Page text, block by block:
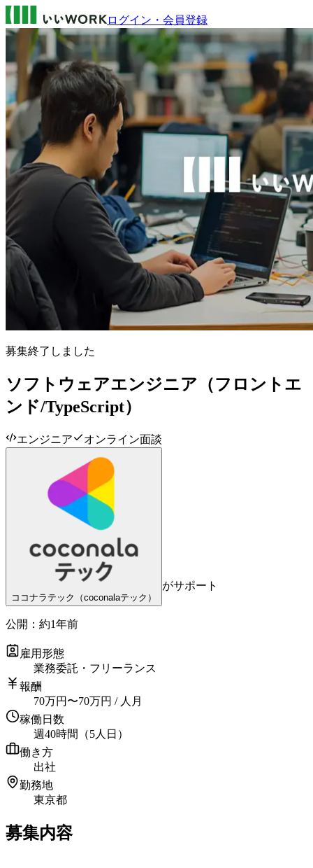
ログイン・会員登録
募集終了しました
ソフトウェアエンジニア（フロントエ
ンド/TypeScript）
エンジニア オンライン面談
ココナラテック（coconalaテック）
がサポート
公開： 約1年前
雇用形態
業務委託・フリーランス
報酬
70万円 〜70万円 / 人月
稼働日数
週40時間（5人日）
働き方
出社
勤務地
東京都
募集内容